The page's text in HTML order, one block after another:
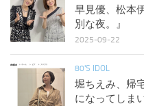
早見優、松本
別な夜。』
2025-09-22
80'S IDOL
堀ちえみ、帰
になってしま